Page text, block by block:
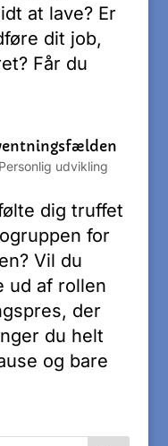
at lave? Er
dit job,
Får du
Personlig udvikling
dig truffet
for
Vil du
ud af rollen
der
du helt
og bare